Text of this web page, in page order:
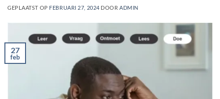
GEPLAATST OP FEBRUARI 27, 2024 DOOR ADMIN
27
feb